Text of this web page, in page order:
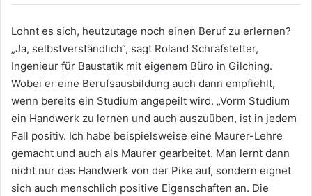
Lohnt es sich, heutzutage noch einen Beruf zu erlernen?
„Ja, selbstverständlich“, sagt Roland Schrafstetter,
Ingenieur für Baustatik mit eigenem Büro in Gilching.
Wobei er eine Berufsausbildung auch dann empfiehlt,
wenn bereits ein Studium angepeilt wird. „Vorm Studium
ein Handwerk zu lernen und auch auszuüben, ist in jedem
Fall positiv. Ich habe beispielsweise eine Maurer-Lehre
gemacht und auch als Maurer gearbeitet. Man lernt dann
nicht nur das Handwerk von der Pike auf, sondern eignet
sich auch menschlich positive Eigenschaften an. Die